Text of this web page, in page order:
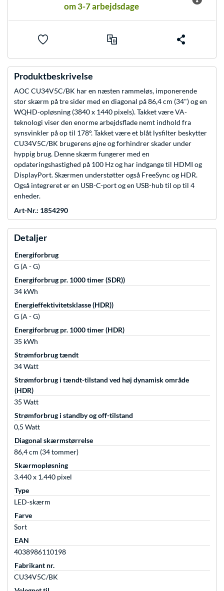
om 3-7 arbejdsdage
Produktbeskrivelse
AOC CU34V5C/BK har en næsten rammeløs, imponerende
stor skærm på tre sider med en diagonal på 86,4 cm (34") og en
WQHD-opløsning (3840 x 1440 pixels). Takket være VA-
teknologi viser den enorme arbejdsflade nemt indhold fra
synsvinkler på op til 178°. Takket være et blåt lysfilter beskytter
CU34V5C/BK brugerens øjne og forhindrer skader under
hyppig brug. Denne skærm fungerer med en
opdateringshastighed på 100 Hz og har indgange til HDMI og
DisplayPort. Skærmen understøtter også FreeSync og HDR.
Også integreret er en USB-C-port og en USB-hub til op til 4
enheder.
Art-Nr.: 1854290
Detaljer
Energiforbrug
G (A - G)
Energiforbrug pr. 1000 timer (SDR))
34 kWh
Energieffektivitetsklasse (HDR))
G (A - G)
Energiforbrug pr. 1000 timer (HDR)
35 kWh
Strømforbrug tændt
34 Watt
Strømforbrug i tændt-tilstand ved høj dynamisk område
(HDR)
35 Watt
Strømforbrug i standby og off-tilstand
0,5 Watt
Diagonal skærmstørrelse
86,4 cm (34 tommer)
Skærmopløsning
3.440 x 1.440 pixel
Type
LED-skærm
Farve
Sort
EAN
4038986110198
Fabrikant nr.
CU34V5C/BK